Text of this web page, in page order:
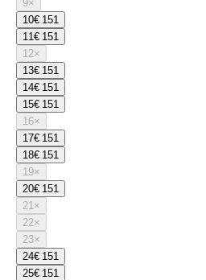
9×
10€ 151
11€ 151
12×
13€ 151
14€ 151
15€ 151
16×
17€ 151
18€ 151
19×
20€ 151
21×
22×
23×
24€ 151
25€ 151